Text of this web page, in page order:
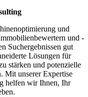
und
und -
Suchergebnissen gut
Lösungen für
stärken und potenzielle
Mit unserer Expertise
helfen wir Ihnen, Ihr